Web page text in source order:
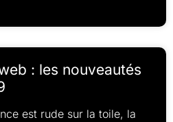
: les nouveautés
est rude sur la toile, la